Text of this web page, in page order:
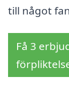
till något
Få 3